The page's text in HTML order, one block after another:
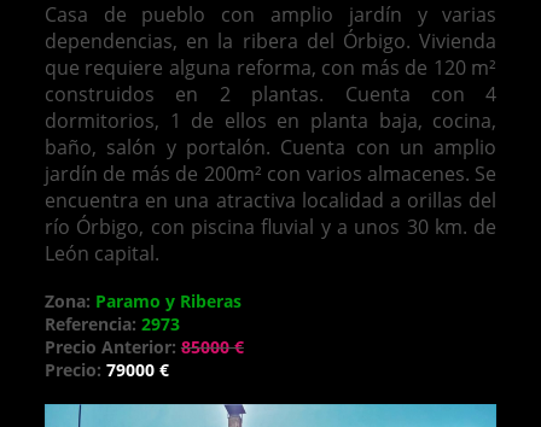
Casa de pueblo con amplio jardín y varias
dependencias, en la ribera del Órbigo. Vivienda
que requiere alguna reforma, con más de 120 m²
construidos en 2 plantas. Cuenta con 4
dormitorios, 1 de ellos en planta baja, cocina,
baño, salón y portalón. Cuenta con un amplio
jardín de más de 200m² con varios almacenes. Se
encuentra en una atractiva localidad a orillas del
río Órbigo, con piscina fluvial y a unos 30 km. de
León capital.
Zona: Paramo y Riberas
Referencia: 2973
Precio Anterior: 85000 €
Precio: 79000 €